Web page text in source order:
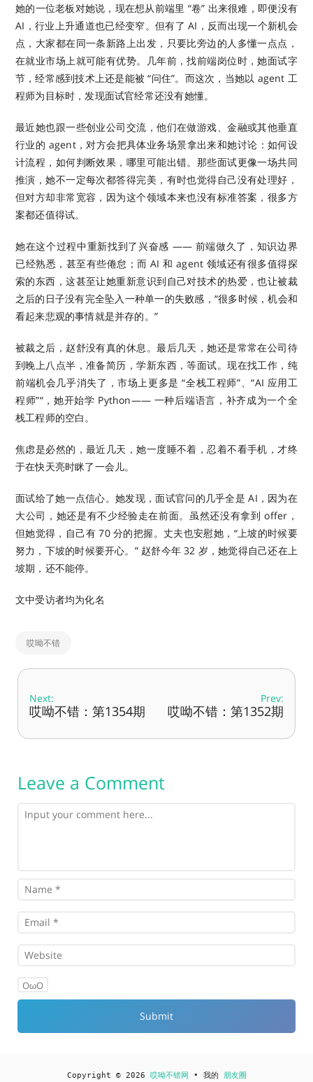
她的一位老板对她说，现在想从前端里 “卷” 出来很难，即便没有
AI，行业上升通道也已经变窄。但有了 AI，反而出现一个新机会
点，大家都在同一条新路上出发，只要比旁边的人多懂一点点，
在就业市场上就可能有优势。几年前，找前端岗位时，她面试字
节，经常感到技术上还是能被 “问住”。而这次，当她以 agent 工
程师为目标时，发现面试官经常还没有她懂。
最近她也跟一些创业公司交流，他们在做游戏、金融或其他垂直
行业的 agent，对方会把具体业务场景拿出来和她讨论：如何设
计流程，如何判断效果，哪里可能出错。那些面试更像一场共同
推演，她不一定每次都答得完美，有时也觉得自己没有处理好，
但对方却非常宽容，因为这个领域本来也没有标准答案，很多方
案都还值得试。
她在这个过程中重新找到了兴奋感 —— 前端做久了，知识边界
已经熟悉，甚至有些倦怠；而 AI 和 agent 领域还有很多值得探
索的东西，这甚至让她重新意识到自己对技术的热爱，也让被裁
之后的日子没有完全坠入一种单一的失败感，“很多时候，机会和
看起来悲观的事情就是并存的。”
被裁之后，赵舒没有真的休息。最后几天，她还是常常在公司待
到晚上八点半，准备简历，学新东西，等面试。现在找工作，纯
前端机会几乎消失了，市场上更多是 “全栈工程师”、“AI 应用工
程师”“，她开始学 Python—— 一种后端语言，补齐成为一个全
栈工程师的空白。
焦虑是必然的，最近几天，她一度睡不着，忍着不看手机，才终
于在快天亮时眯了一会儿。
面试给了她一点信心。她发现，面试官问的几乎全是 AI，因为在
大公司，她还是有不少经验走在前面。虽然还没有拿到 offer，
但她觉得，自己有 70 分的把握。丈夫也安慰她，“上坡的时候要
努力，下坡的时候要开心。” 赵舒今年 32 岁，她觉得自己还在上
坡期，还不能停。
文中受访者均为化名
哎呦不错
Next:
哎呦不错：第1354期
Prev:
哎呦不错：第1352期
Leave a Comment
OωO
Copyright © 2026 哎呦不错网 • 我的 朋友圈